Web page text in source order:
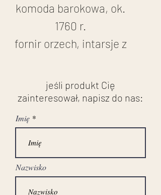
komoda barokowa, ok.
1760 r.
fornir orzech, intarsje z
drewna, na konstrukcji
sosnowej, okucia
wysokość: 80 cm
jeśli produkt Cię
zainteresował, napisz do nas:
Imię
Nazwisko